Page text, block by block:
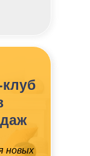
новых